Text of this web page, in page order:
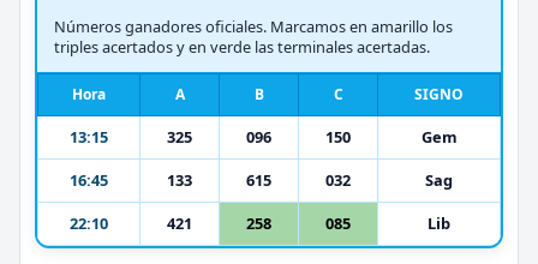
Números ganadores oficiales. Marcamos en amarillo los
triples acertados y en verde las terminales acertadas.
Hora A B C SIGNO
13:15 325 096 150
Gem
16:45
133 615 032
Sag
22:10
421 258 085 Lib